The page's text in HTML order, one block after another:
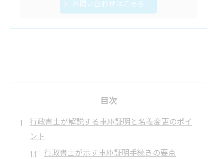
お問い合わせはこちら
目次
行政書士が解説する車庫証明と名義変更のポイ
ント
行政書士が示す車庫証明手続きの要点